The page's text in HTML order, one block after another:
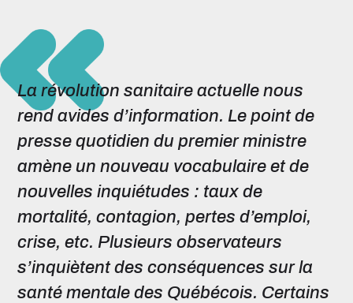
La révolution sanitaire actuelle nous
rend avides d’information. Le point de
presse quotidien du premier ministre
amène un nouveau vocabulaire et de
nouvelles inquiétudes : taux de
mortalité, contagion, pertes d’emploi,
crise, etc. Plusieurs observateurs
s’inquiètent des conséquences sur la
santé mentale des Québécois. Certains